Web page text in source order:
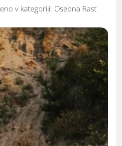
v kategoriji: Osebna Rast